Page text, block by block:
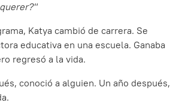
Katya cambió de carrera. Se
educativa en una escuela. Ganaba
regresó a la vida.
conoció a alguien. Un año después,